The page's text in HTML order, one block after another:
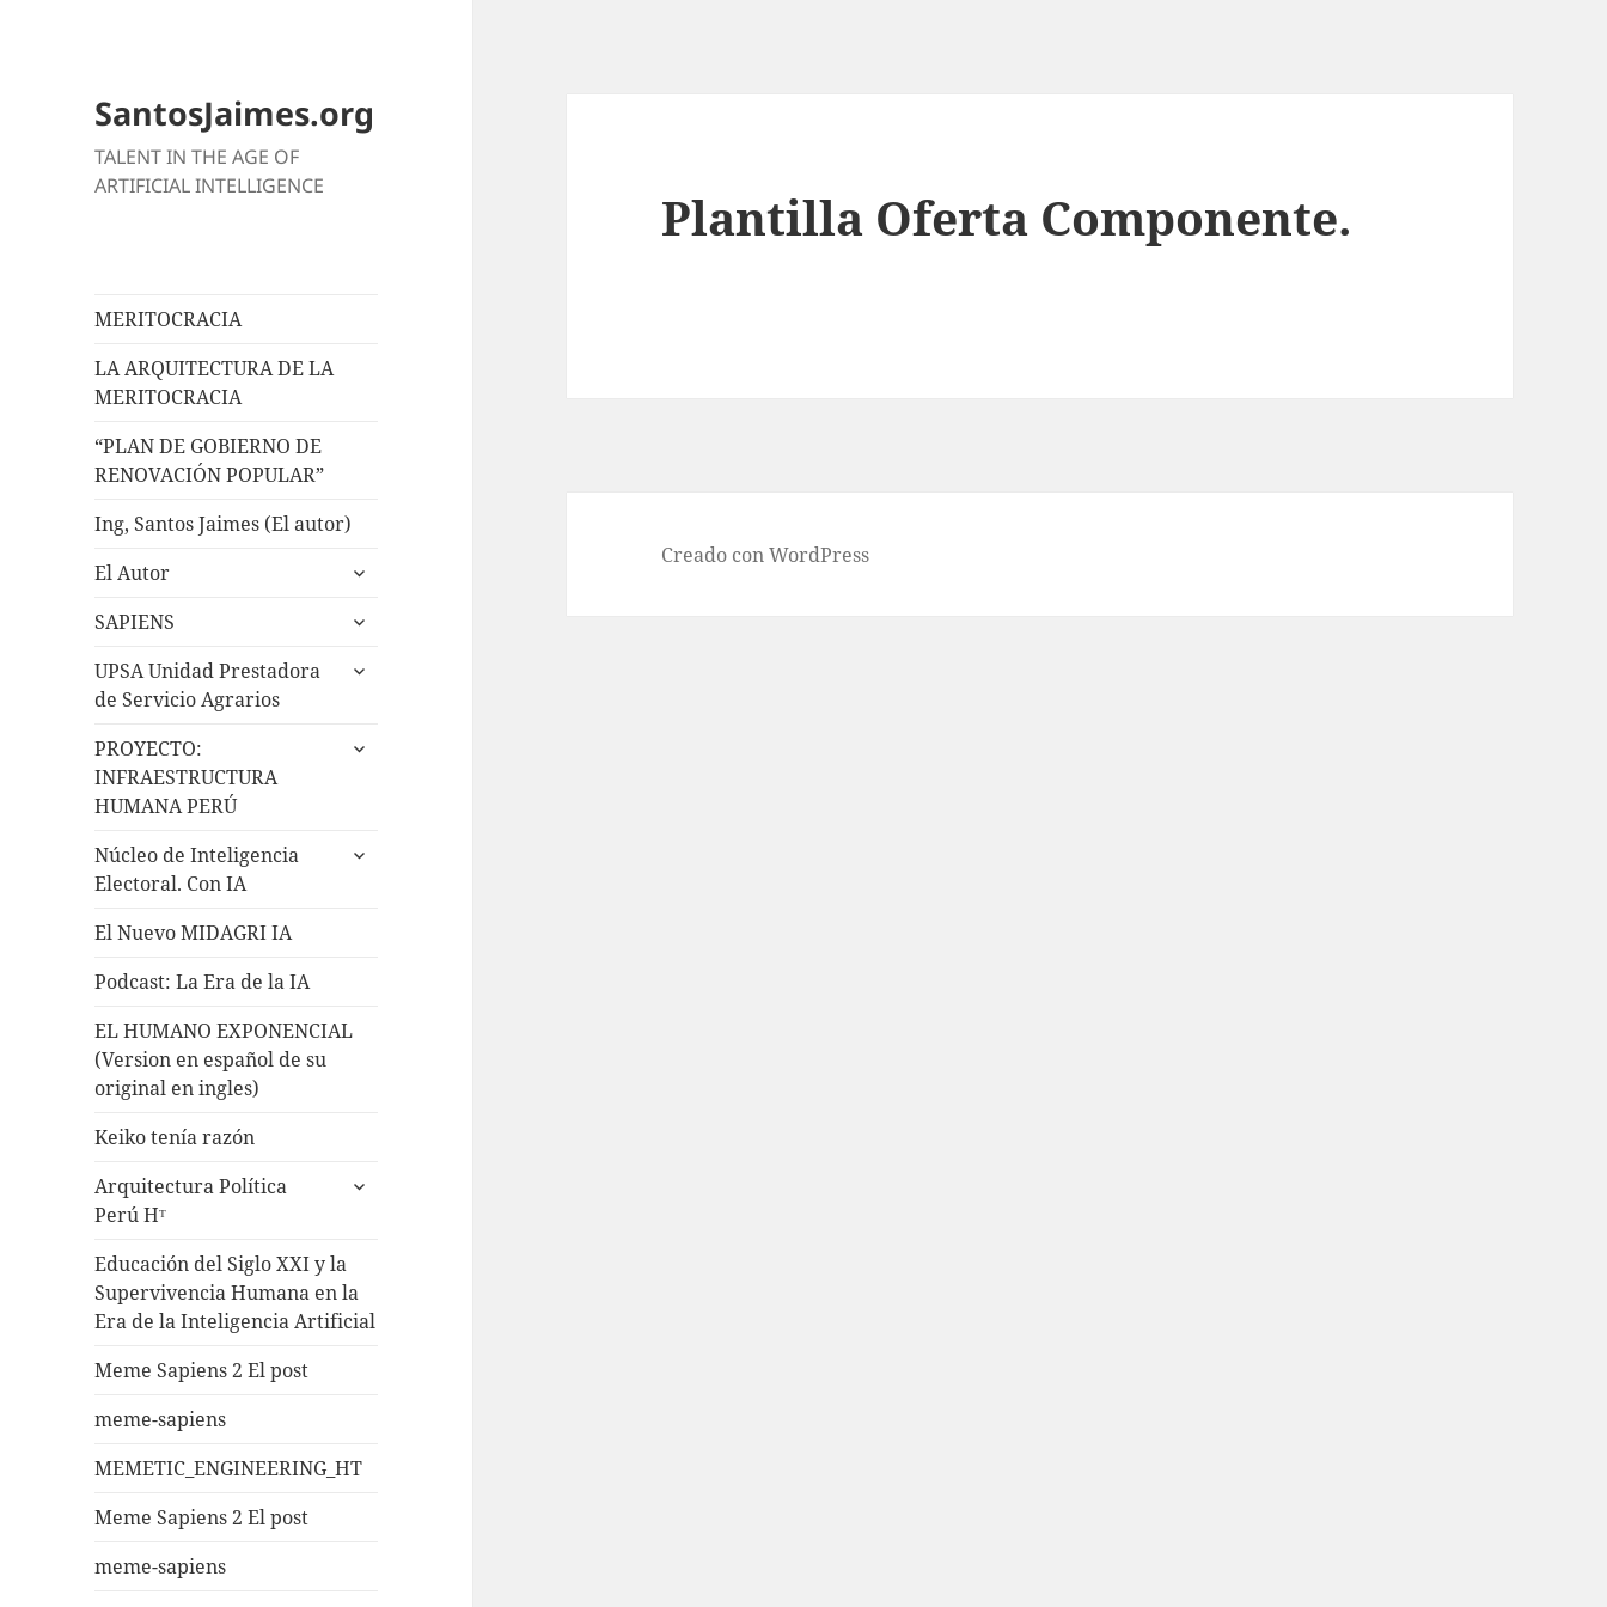
SantosJaimes.org
TALENT IN THE AGE OF
ARTIFICIAL INTELLIGENCE
MERITOCRACIA
LA ARQUITECTURA DE LA
MERITOCRACIA
“PLAN DE GOBIERNO DE
RENOVACIÓN POPULAR”
Ing, Santos Jaimes (El autor)
El Autor
SAPIENS
UPSA Unidad Prestadora
de Servicio Agrarios
PROYECTO:
INFRAESTRUCTURA
HUMANA PERÚ
Núcleo de Inteligencia
Electoral. Con IA
El Nuevo MIDAGRI IA
Podcast: La Era de la IA
EL HUMANO EXPONENCIAL
(Version en español de su
original en ingles)
Keiko tenía razón
Arquitectura Política
Perú Hᵀ
Educación del Siglo XXI y la
Supervivencia Humana en la
Era de la Inteligencia Artificial
Meme Sapiens 2 El post
meme-sapiens
MEMETIC_ENGINEERING_HT
Meme Sapiens 2 El post
meme-sapiens
Plantilla Oferta Componente.
Creado con WordPress